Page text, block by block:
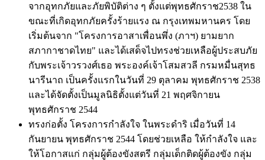
จากอุทกภัยและภัยพิบัติต่าง ๆ ตั้งแต่พุทธศักราช2538 ใน
ขณะที่เกิดอุทกภัยครั้งร้ายแรง ณ กรุงเทพมหานคร โดย
เริ่มต้นจาก "โครงการอาสาเพื่อนพึ่ง (ภาฯ) ยามยาก
สภากาชาดไทย" และได้เสด็จไปทรงช่วยเหลือผู้ประสบภัย
กับพระเจ้าวรวงศ์เธอ พระองค์เจ้าโสมสวลี กรมหมื่นสุทธ
นารีนาถ เป็นครั้งแรกในวันที่ 29 ตุลาคม พุทธศักราช 2538
และได้จัดตั้งเป็นมูลนิธิตั้งแต่วันที่ 21 พฤศจิกายน
พุทธศักราช 2544
ทรงก่อตั้ง โครงการกำลังใจ ในพระดำริ เมื่อวันที่ 14
กันยายน พุทธศักราช 2544 โดยช่วยเหลือ ให้กำลังใจ และ
ให้โอกาสแก่ กลุ่มผู้ต้องขังสตรี กลุ่มเด็กติดผู้ต้องขัง กลุ่ม